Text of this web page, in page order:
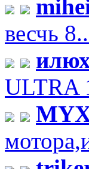
весчь
ULTRA